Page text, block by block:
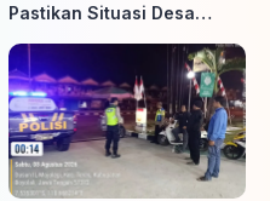
Pastikan Situasi Desa